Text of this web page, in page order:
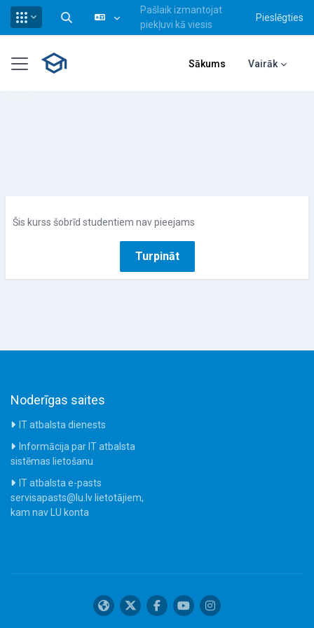
Pārslēgt meklēšanas ievadi
Pašlaik izmantojat
piekļuvi kā viesis
Pieslēgties
Sānu panelis Sākums Vairāk
Šis kurss šobrīd studentiem nav pieejams
Turpināt
Noderīgas saites
IT atbalsta dienests
Informācija par IT atbalsta
sistēmas lietošanu
IT atbalsta e-pasts
servisapasts@lu.lv lietotājiem,
kam nav LU konta